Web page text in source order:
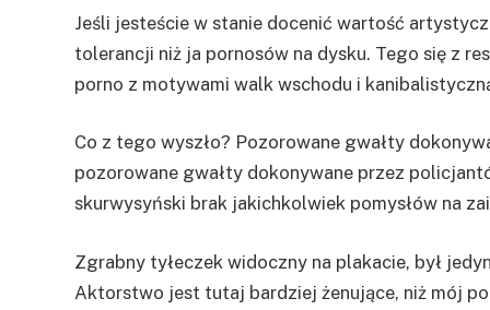
Jeśli jesteście w stanie docenić wartość
tolerancji niż ja pornosów na dysku. Tego się z
porno z motywami walk wschodu i
Co z tego wyszło? Pozorowane gwałty
pozorowane gwałty dokonywane przez
skurwysyński brak jakichkolwiek pomysłów na
Zgrabny tyłeczek widoczny na plakacie, był
Aktorstwo jest tutaj bardziej żenujące, niż mój